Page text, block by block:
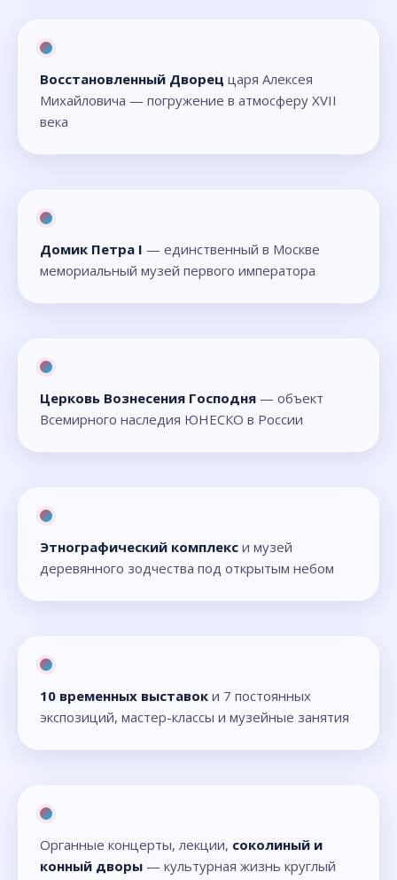
Восстановленный Дворец царя Алексея
Михайловича — погружение в атмосферу XVII
века
Домик Петра I — единственный в Москве
мемориальный музей первого императора
Церковь Вознесения Господня — объект
Всемирного наследия ЮНЕСКО в России
Этнографический комплекс и музей
деревянного зодчества под открытым небом
10 временных выставок и 7 постоянных
экспозиций, мастер-классы и музейные занятия
Органные концерты, лекции, соколиный и
конный дворы — культурная жизнь круглый